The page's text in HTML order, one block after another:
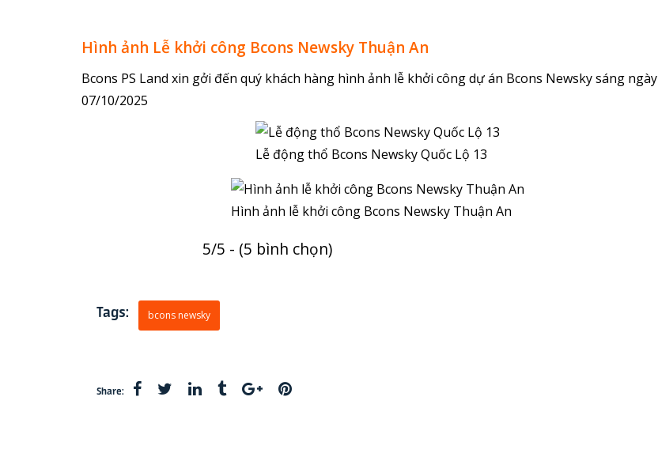
Hình ảnh Lễ khởi công Bcons Newsky Thuận An
Bcons PS Land xin gởi đến quý khách hàng hình ảnh lễ khởi công dự án Bcons Newsky sáng ngày
07/10/2025
Lễ động thổ Bcons Newsky Quốc Lộ 13
Hình ảnh lễ khởi công Bcons Newsky Thuận An
5/5 - (5 bình chọn)
Tags: bcons newsky
Share: